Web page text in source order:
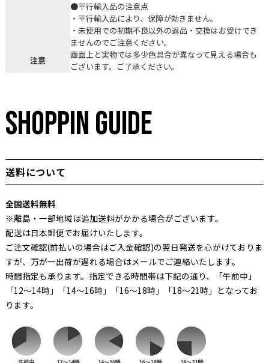
●平行輸入品の注意点
・平行輸入品により、保障が効きません。
・未使用での初期不良以外の返品・交換はお受けでき
ませんのでご注意ください。
注意
画面上と実物では多少色具合が異なって見える場合も
ございます。ご了承ください。
SHOPPIN GUIDE
送料について
全国送料無料
※離島・一部地域は追加送料がかかる場合がございます。
配送は日本郵便でお届けいたします。
ご注文確認(前払いの場合はご入金確認)の翌日発送を心がけておりま
すが、万が一出荷が遅れる場合はメールでご連絡いたします。
時間指定も承ります。指定できる時間帯は下記の通り、「午前中」
「12～14時」「14～16時」「16～18時」「18～21時」となってお
ります。